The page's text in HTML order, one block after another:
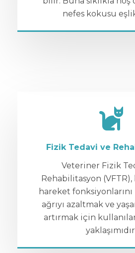
nefes kokusu
Fizik Tedavi ve
Veteriner Fizik
Rehabilitasyon (VFTR),
hareket
ağrıyı azaltmak ve
artırmak için